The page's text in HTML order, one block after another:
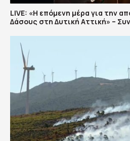
LIVE: «Η επόμενη μέρα για την
Δάσους στη Δυτική Αττική» –